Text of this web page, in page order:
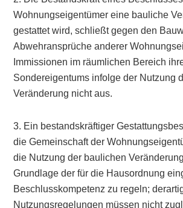
Wohnungseigentümer eine bauliche
gestattet wird, schließt gegen den
Abwehransprüche anderer
Immissionen im räumlichen Bereich
Sondereigentums infolge der Nutzung
Veränderung nicht aus.
3. Ein bestandskräftiger
die Gemeinschaft der
die Nutzung der baulichen
Grundlage der für die Hausordnung
Beschlusskompetenz zu regeln;
Nutzungsregelungen müssen nicht